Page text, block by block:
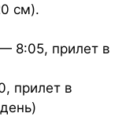
см).
8:05, прилет в
прилет в